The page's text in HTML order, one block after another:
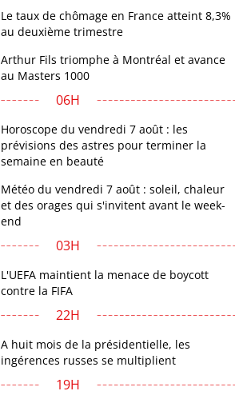
Le taux de chômage en France atteint 8,3%
au deuxième trimestre
Arthur Fils triomphe à Montréal et avance
au Masters 1000
06H
Horoscope du vendredi 7 août : les
prévisions des astres pour terminer la
semaine en beauté
Météo du vendredi 7 août : soleil, chaleur
et des orages qui s'invitent avant le week-
end
03H
L'UEFA maintient la menace de boycott
contre la FIFA
22H
A huit mois de la présidentielle, les
ingérences russes se multiplient
19H